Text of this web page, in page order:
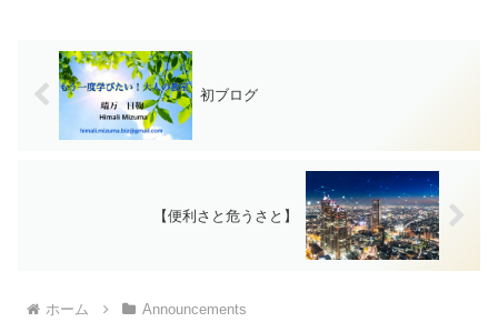
初ブログ
【便利さと危うさと】
ホーム Announcements